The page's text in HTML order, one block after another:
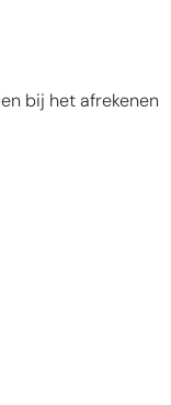
bij het afrekenen